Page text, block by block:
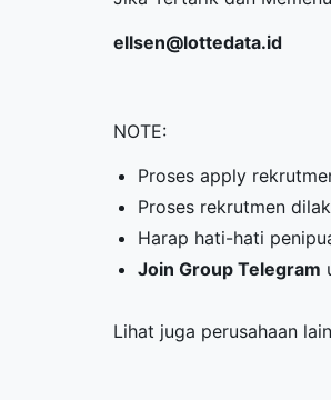
ellsen@lottedata.id
NOTE:
Proses apply
Proses rekrutmen
Harap hati-hati
Join Group Telegram
Lihat juga perusahaan